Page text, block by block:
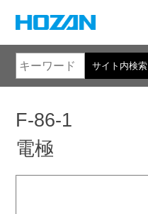
サイト内検索
F-86-1
電極